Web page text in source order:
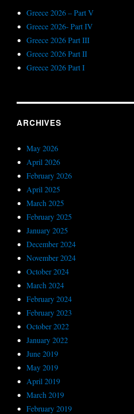
Greece 2026 – Part V
Greece 2026- Part IV
Greece 2026 Part III
Greece 2026 Part II
Greece 2026 Part I
ARCHIVES
May 2026
April 2026
February 2026
April 2025
March 2025
February 2025
January 2025
December 2024
November 2024
October 2024
March 2024
February 2024
February 2023
October 2022
January 2022
June 2019
May 2019
April 2019
March 2019
February 2019